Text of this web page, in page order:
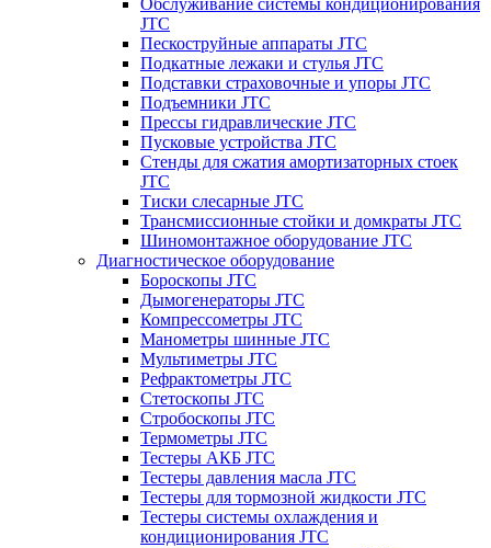
JTC
Пескоструйные аппараты JTC
Подкатные лежаки и стулья JTC
Подставки страховочные и упоры JTC
Подъемники JTC
Прессы гидравлические JTC
Пусковые устройства JTC
Стенды для сжатия амортизаторных стоек
JTC
Тиски слесарные JTC
Трансмиссионные стойки и домкраты JTC
Шиномонтажное оборудование JTC
Диагностическое оборудование
Бороскопы JTC
Дымогенераторы JTC
Компрессометры JTC
Манометры шинные JTC
Мультиметры JTC
Рефрактометры JTC
Стетоскопы JTC
Стробоскопы JTC
Термометры JTC
Тестеры АКБ JTC
Тестеры давления масла JTC
Тестеры для тормозной жидкости JTC
Тестеры системы охлаждения и
кондиционирования JTC